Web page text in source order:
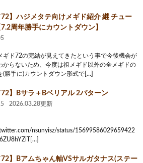
72】ハジメタテ向けメギド紹介 継 チュー
周年勝手にカウントダウン】
ギド72の完結が見えてきたという事で今後機会が
からないため、今度は祖メギド以外の全メギドの
(勝手に)カウントダウン形式で[…]
72】Bサラ＋Bベリアル 2パターン
2026.03.28更新
nsunyisz/status/15699586029659422
72】Bアムちゃん軸VSサルガタナス(ステー